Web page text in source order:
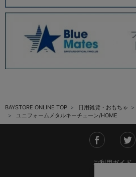
BAYSTORE ONLINE TOP 日用雑貨・おもちゃ
ユニフォームメタルキーチェーン/HOME
ご利用ガイド